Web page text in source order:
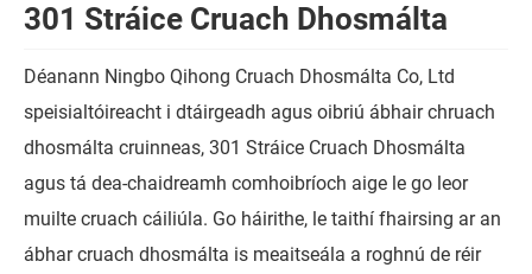
301 Stráice Cruach Dhosmálta
Déanann Ningbo Qihong Cruach Dhosmálta Co, Ltd
speisialtóireacht i dtáirgeadh agus oibriú ábhair chruach
dhosmálta cruinneas, 301 Stráice Cruach Dhosmálta
agus tá dea-chaidreamh comhoibríoch aige le go leor
muilte cruach cáiliúla. Go háirithe, le taithí fhairsing ar an
ábhar cruach dhosmálta is meaitseála a roghnú de réir